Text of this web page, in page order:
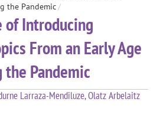
the Pandemic/
of Introducing
From an Early Age
Pandemic
Larraza-Mendiluze, Olatz Arbelaitz